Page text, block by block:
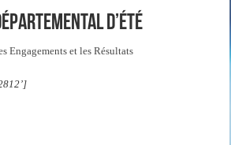
d’Été
Engagements et les Résultats